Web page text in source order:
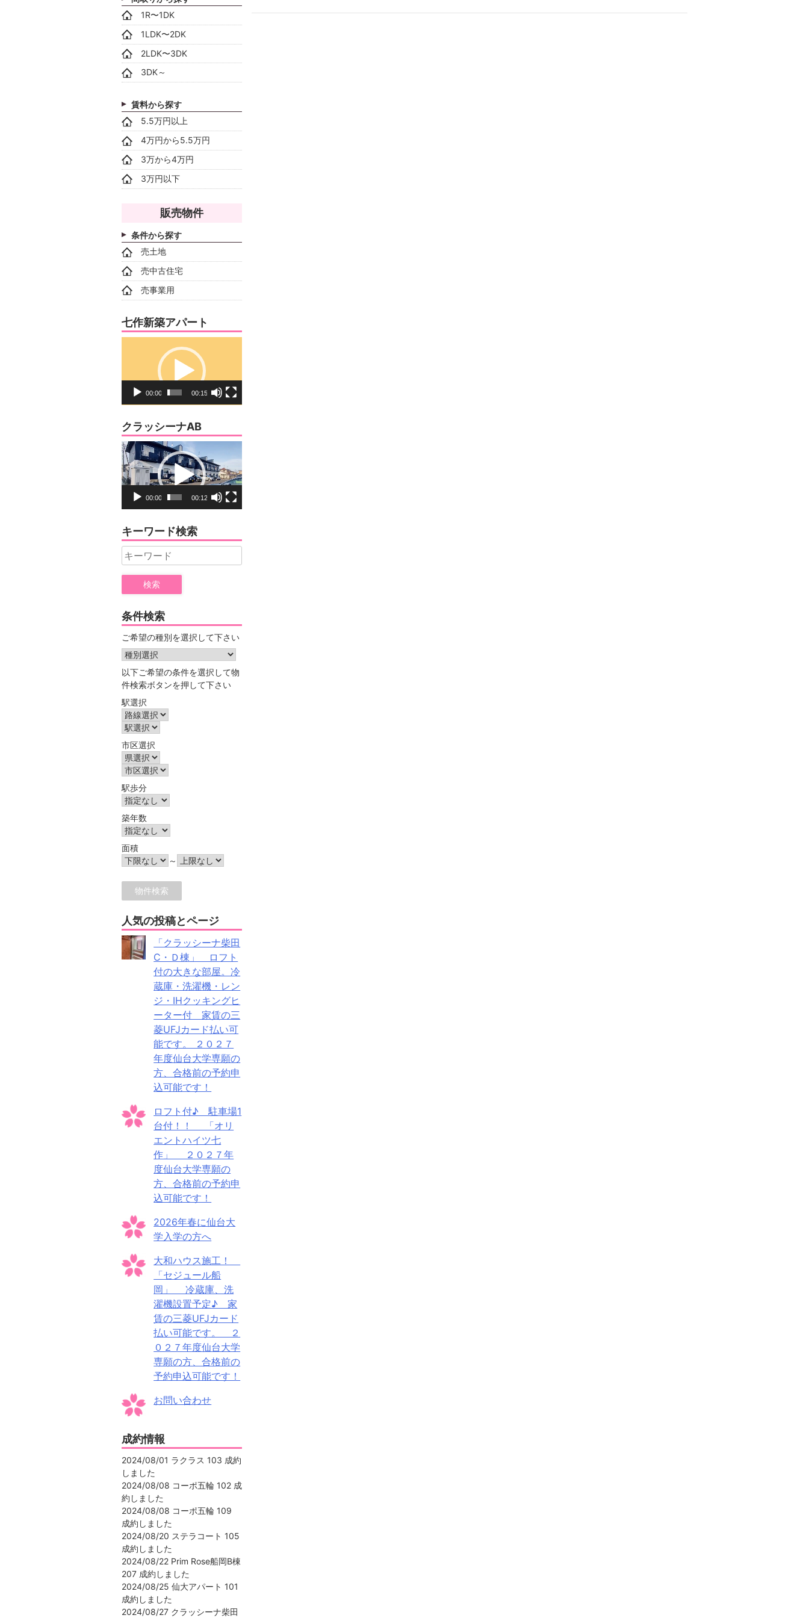
1R〜1DK
1LDK〜2DK
2LDK〜3DK
3DK～
賃料から探す
5.5万円以上
4万円から5.5万円
3万から4万円
3万円以下
販売物件
条件から探す
売土地
売中古住宅
売事業用
七作新築アパート
ー
00:00 00:15
クラッシーナAB
動
画
プ
ー
00:00 00:12
キーワード検索
Search
for:
条件検索
ご希望の種別を選択して下さい
以下ご希望の条件を選択して物
件検索ボタンを押して下さい
駅選択
市区選択
駅歩分
築年数
面積
～
人気の投稿とページ
「クラッシーナ柴田
C・Ｄ棟」 ロフト
付の大きな部屋。冷
蔵庫・洗濯機・レン
ジ・IHクッキングヒ
ーター付 家賃の三
菱UFJカード払い可
能です。 ２０２７
年度仙台大学専願の
方、合格前の予約申
込可能です！
ロフト付♪ 駐車場1
台付！！ 「オリ
エントハイツ七
作」 ２０２７年
度仙台大学専願の
方、合格前の予約申
込可能です！
2026年春に仙台大
学入学の方へ
大和ハウス施工！
「セジュール船
岡」 冷蔵庫、洗
濯機設置予定♪ 家
賃の三菱UFJカード
払い可能です。 ２
０２７年度仙台大学
専願の方、合格前の
予約申込可能です！
お問い合わせ
成約情報
2024/08/01 ラクラス 103 成約
しました
2024/08/08 コーポ五輪 102 成
約しました
2024/08/08 コーポ五輪 109
成約しました
2024/08/20 ステラコート 105
成約しました
2024/08/22 Prim Rose船岡B棟
207 成約しました
2024/08/25 仙大アパート 101
成約しました
2024/08/27 クラッシーナ柴田